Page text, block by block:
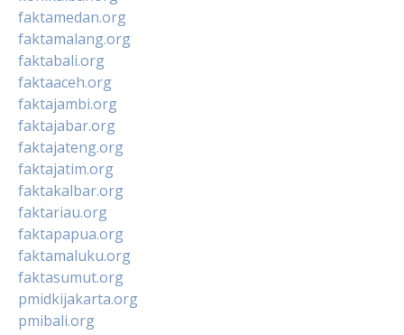
faktamedan.org
faktamalang.org
faktabali.org
faktaaceh.org
faktajambi.org
faktajabar.org
faktajateng.org
faktajatim.org
faktakalbar.org
faktariau.org
faktapapua.org
faktamaluku.org
faktasumut.org
pmidkijakarta.org
pmibali.org